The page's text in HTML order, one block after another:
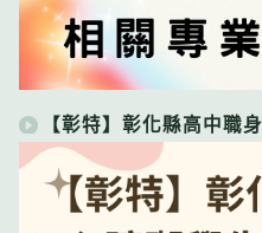
【彰特】彰化縣高中職